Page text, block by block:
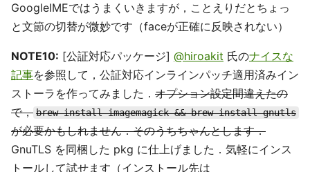
GoogleIMEではうまくいきますが，ことえりだとちょっ
と文節の切替が微妙です（faceが正確に反映されない）
NOTE10: [公証対応パッケージ] @hiroakit 氏のナイスな
記事を参照して，公証対応インラインパッチ適用済みイン
ストーラを作ってみました． オプション設定間違えたの
で， brew install imagemagick && brew install gnutls
が必要かもしれません．そのうちちゃんとします．
GnuTLS を同梱した pkg に仕上げました．気軽にインス
トールして試せます（インストール先は